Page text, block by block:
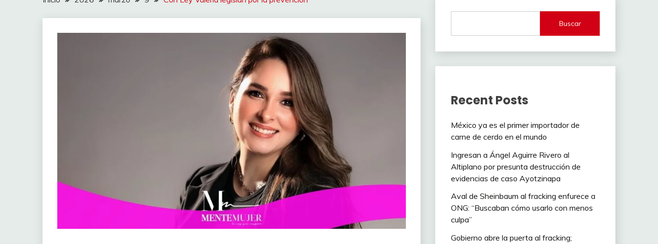
Buscar
Recent Posts
México ya es el primer importador de
carne de cerdo en el mundo
Ingresan a Ángel Aguirre Rivero al
Altiplano por presunta destrucción de
evidencias de caso Ayotzinapa
Aval de Sheinbaum al fracking enfurece a
ONG: “Buscaban cómo usarlo con menos
culpa”
Gobierno abre la puerta al fracking;